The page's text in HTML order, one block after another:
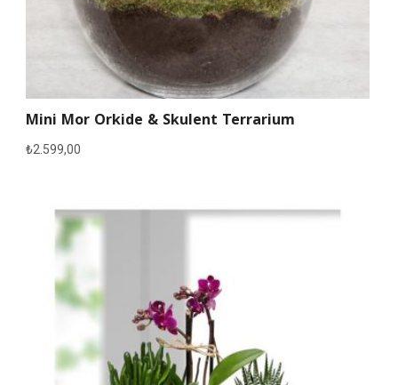
Mini Mor Orkide & Skulent Terrarium
₺2.599,00